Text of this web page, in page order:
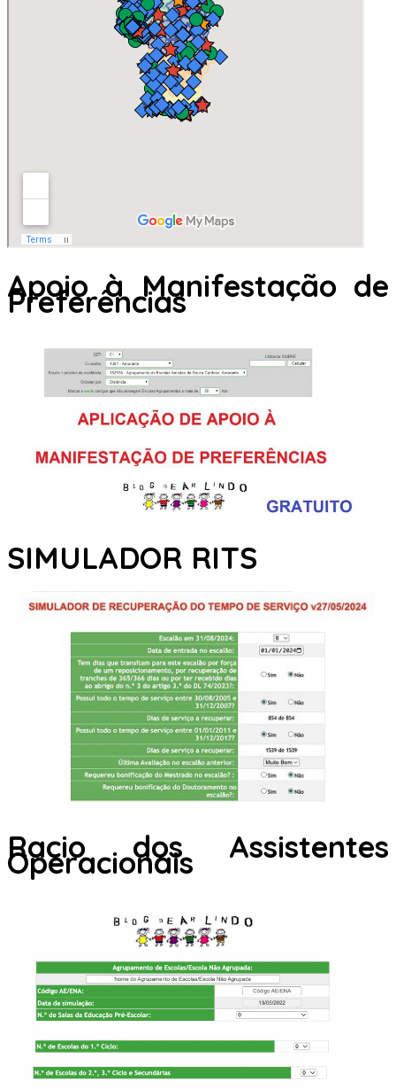
Apoio à Manifestação de
Preferências
SIMULADOR RITS
Racio dos Assistentes
Operacionais